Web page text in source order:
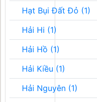
Hạt Bụi Đất Đỏ (1)
Hải Hi (1)
Hải Hồ (1)
Hải Kiều (1)
Hải Nguyên (1)